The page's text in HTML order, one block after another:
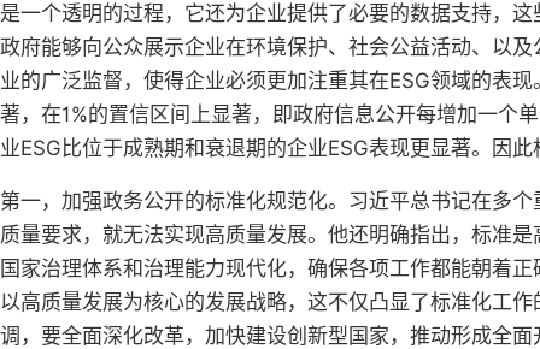
是一个透明的过程，它还为企业提供了必要的数据支持，
政府能够向公众展示企业在环境保护、社会公益活动、以
业的广泛监督，使得企业必须更加注重其在ESG领域的表
著，在1%的置信区间上显著，即政府信息公开每增加一个
业ESG比位于成熟期和衰退期的企业ESG表现更显著。因
第一，加强政务公开的标准化规范化。习近平总书记在多
质量要求，就无法实现高质量发展。他还明确指出，标准
国家治理体系和治理能力现代化，确保各项工作都能朝着
以高质量发展为核心的发展战略，这不仅凸显了标准化工
调，要全面深化改革，加快建设创新型国家，推动形成全